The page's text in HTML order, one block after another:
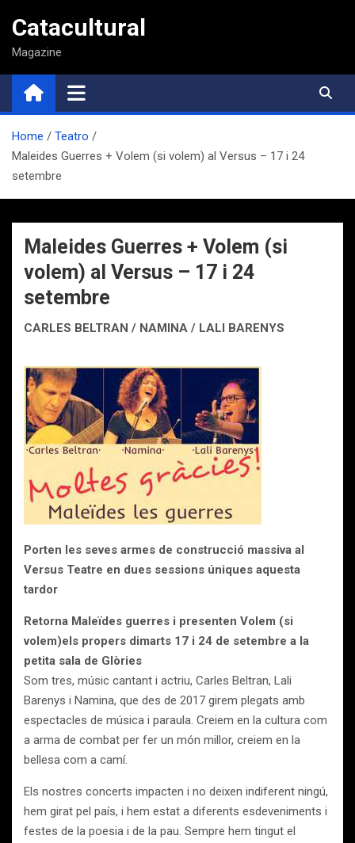
contenido
Catacultural
Magazine
Home
Teatro
Maleides Guerres + Volem (si volem) al Versus – 17 i 24
setembre
Maleides Guerres + Volem (si
volem) al Versus – 17 i 24
setembre
CARLES BELTRAN / NAMINA / LALI BARENYS
Porten les seves armes de construcció massiva al
Versus Teatre en dues sessions úniques aquesta
tardor
Retorna Maleïdes guerres i presenten Volem (si
volem)els propers dimarts 17 i 24 de setembre a la
petita sala de Glòries
Som tres, músic cantant i actriu, Carles Beltran, Lali
Barenys i Namina, que des de 2017 girem plegats amb
espectacles de música i paraula. Creiem en la cultura com
a arma de combat per fer un món millor, creiem en la
bellesa com a camí.
Els nostres concerts impacten i no deixen indiferent ningú,
hem girat pel país, i hem estat a diferents esdeveniments i
festes de la poesia i de la pau. Sempre hem tingut el